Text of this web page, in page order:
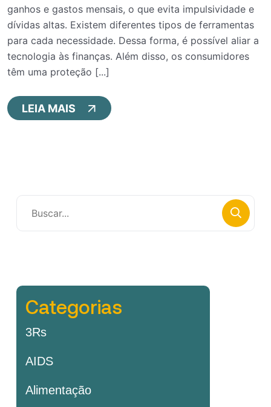
ganhos e gastos mensais, o que evita impulsividade e
dívidas altas. Existem diferentes tipos de ferramentas
para cada necessidade. Dessa forma, é possível aliar a
tecnologia às finanças. Além disso, os consumidores
têm uma proteção [...]
LEIA MAIS
Categorias
3Rs
AIDS
Alimentação